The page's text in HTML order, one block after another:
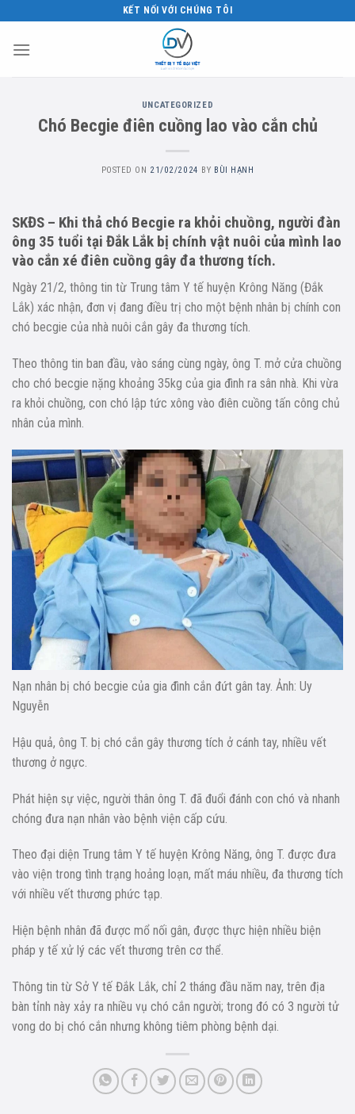
content
KẾT NỐI VỚI CHÚNG TÔI
UNCATEGORIZED
Chó Becgie điên cuồng lao vào cắn chủ
POSTED ON 21/02/2024 BY BÙI HẠNH
SKĐS – Khi thả chó Becgie ra khỏi chuồng, người đàn
ông 35 tuổi tại Đắk Lắk bị chính vật nuôi của mình lao
vào cắn xé điên cuồng gây đa thương tích.
Ngày 21/2, thông tin từ Trung tâm Y tế huyện Krông Năng (Đắk
Lắk) xác nhận, đơn vị đang điều trị cho một bệnh nhân bị chính con
chó becgie của nhà nuôi cắn gây đa thương tích.
Theo thông tin ban đầu, vào sáng cùng ngày, ông T. mở cửa chuồng
cho chó becgie nặng khoảng 35kg của gia đình ra sân nhà. Khi vừa
ra khỏi chuồng, con chó lập tức xông vào điên cuồng tấn công chủ
nhân của mình.
Nạn nhân bị chó becgie của gia đình cắn đứt gân tay. Ảnh: Uy
Nguyễn
Hậu quả, ông T. bị chó cắn gây thương tích ở cánh tay, nhiều vết
thương ở ngực.
Phát hiện sự việc, người thân ông T. đã đuổi đánh con chó và nhanh
chóng đưa nạn nhân vào bệnh viện cấp cứu.
Theo đại diện Trung tâm Y tế huyện Krông Năng, ông T. được đưa
vào viện trong tình trạng hoảng loạn, mất máu nhiều, đa thương tích
với nhiều vết thương phức tạp.
Hiện bệnh nhân đã được mổ nối gân, được thực hiện nhiều biện
pháp y tế xử lý các vết thương trên cơ thể.
Thông tin từ Sở Y tế Đắk Lắk, chỉ 2 tháng đầu năm nay, trên địa
bàn tỉnh này xảy ra nhiều vụ chó cắn người; trong đó có 3 người tử
vong do bị chó cắn nhưng không tiêm phòng bệnh dại.